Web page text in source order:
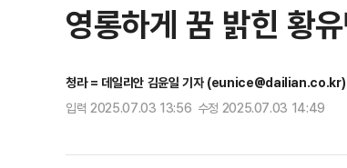
영롱하게 꿈 밝힌 황
청라 = 데일리안 김윤일 기자 (eunice@dailian.co.kr)
입력 2025.07.03 13:56 수정 2025.07.03 14:49